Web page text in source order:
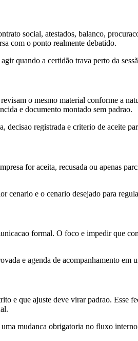
social, atestados, balanco,
com o ponto realmente debatido.
quando a certidão trava perto da
o mesmo material conforme a
e documento montado sem padrao.
registrada e criterio de aceite
for aceita, recusada ou apenas
cenario e o cenario desejado para
formal. O foco e impedir que
e agenda de acompanhamento em
e que ajuste deve virar padrao.
mudanca obrigatoria no fluxo